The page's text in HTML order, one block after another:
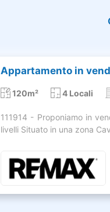
Appartamento in
120m² 4 Locali
111914 - Proponiamo in
livelli Situato in una zona